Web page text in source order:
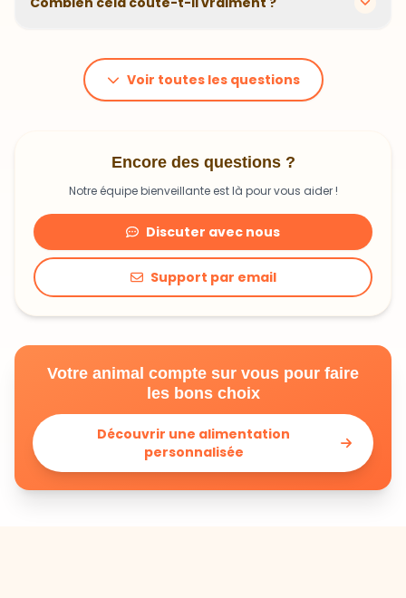
animal. En moyenne, comptez 1,20€ à 1,99€ par jour.
C'est un investissement dans sa santé qui peut vous
faire économiser en frais vétérinaires !
Voir toutes les questions
Encore des questions ?
Notre équipe bienveillante est là pour vous aider !
Discuter avec nous
Support par email
Votre animal compte sur vous pour faire
les bons choix
Découvrir une alimentation
personnalisée